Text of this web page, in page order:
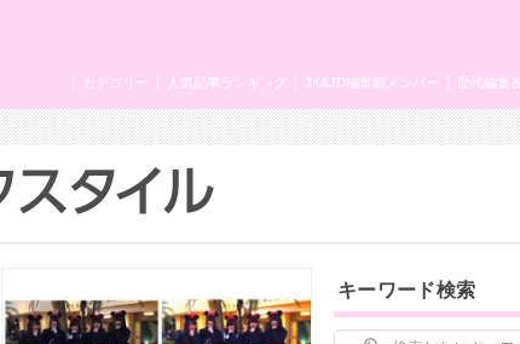
歴代編集長
JK&JD編集部メンバー
人気記事ランキング
カテゴリー
キーワード検索